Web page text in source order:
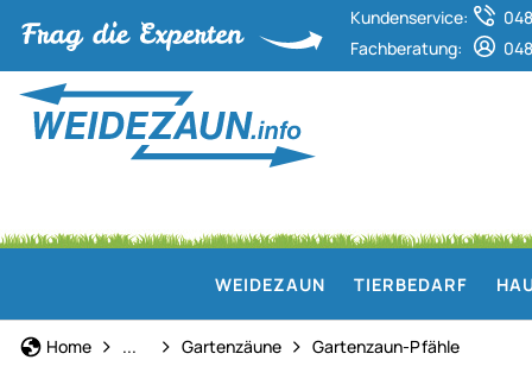
Kundenservice:
Fachberatung:
WEIDEZAUN TIERBEDARF
Home Haus und Hof
... Gartenzäune Gartenzaun-Pfähle